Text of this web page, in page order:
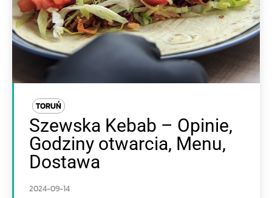
TORUŃ
Szewska Kebab – Opinie,
Godziny otwarcia, Menu,
Dostawa
2024-09-14